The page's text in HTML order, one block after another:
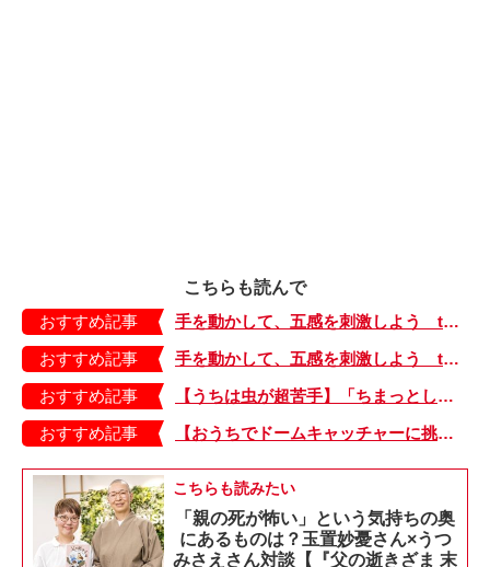
こちらも読んで
おすすめ記事
手を動かして、五感を刺激しよう tottoさんの子どもとクッキング♪ Vol.2
おすすめ記事
手を動かして、五感を刺激しよう tottoさんの子どもとクッキング♪ Vol.3
おすすめ記事
【うちは虫が超苦手】「ちまっとした虫にも大騒ぎ！」「可愛い系の虫……でも逃げる！」教えて！ みんなの虫ギライエピソード
おすすめ記事
【おうちでドームキャッチャーに挑戦だ】アンパンマン わくわくドームキャッチャー
こちらも読みたい
「親の死が怖い」という気持ちの奥
にあるものは？玉置妙憂さん×うつ
みさえさん対談【『父の逝きざま 末